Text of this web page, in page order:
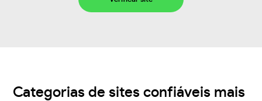
Categorias de sites confiáveis mais